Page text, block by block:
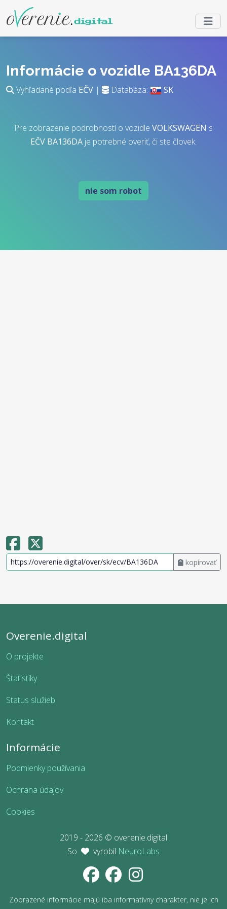
Informácie o vozidle BA136DA
Vyhľadané podľa EČV | Databáza: SK
Pre zobrazenie podrobností o vozidle VOLKSWAGEN s
EČV BA136DA je potrebné overiť, či ste človek.
nie som robot
kopírovať
Overenie.digital
O projekte
Štatistiky
Status služieb
Kontakt
Informácie
Podmienky používania
Ochrana údajov
Cookies
2019 - 2026 © overenie.digital
So
vyrobil NeuroLabs
Zobrazené informácie majú iba informatívny charakter, nie je ich